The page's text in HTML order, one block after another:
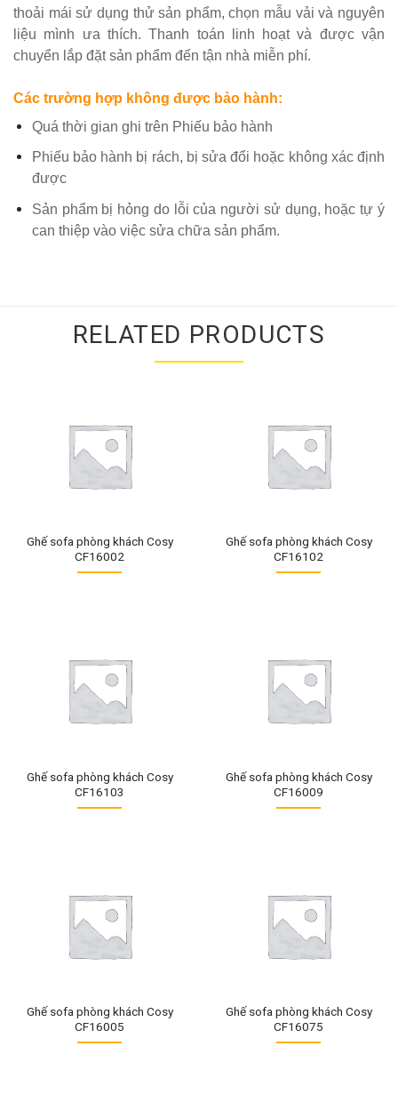
thoải mái sử dụng thử sản phẩm, chọn mẫu vải và nguyên
liệu mình ưa thích. Thanh toán linh hoạt và được vận
chuyển lắp đặt sản phẩm đến tận nhà miễn phí.
Các trường hợp không được bảo hành:
Quá thời gian ghi trên Phiếu bảo hành
Phiếu bảo hành bị rách, bị sửa đổi hoặc không xác định
được
Sản phẩm bị hỏng do lỗi của người sử dụng, hoặc tự ý
can thiệp vào việc sửa chữa sản phẩm.
RELATED PRODUCTS
Ghế sofa phòng khách Cosy
CF16002
Ghế sofa phòng khách Cosy
CF16102
Ghế sofa phòng khách Cosy
CF16103
Ghế sofa phòng khách Cosy
CF16009
Ghế sofa phòng khách Cosy
CF16005
Ghế sofa phòng khách Cosy
CF16075